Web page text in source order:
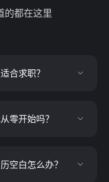
的都在这里
合求职？
零开始吗？
空白怎么办？